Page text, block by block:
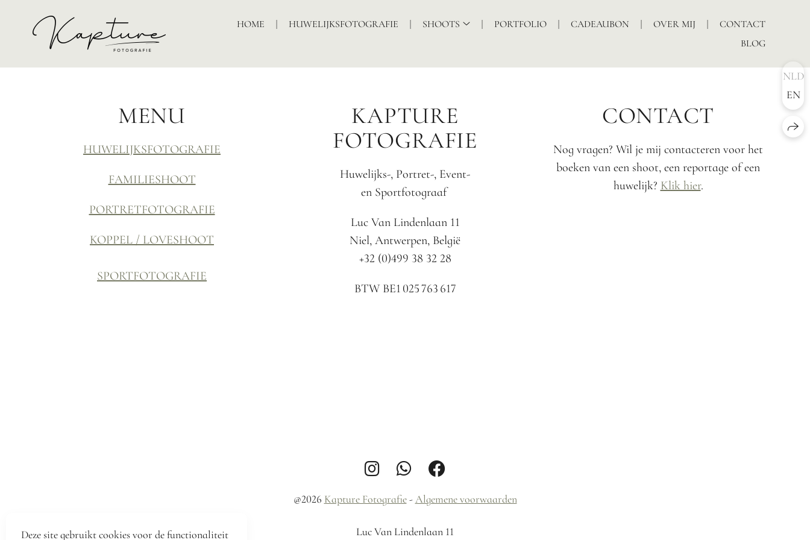
HOME HUWELIJKSFOTOGRAFIE SHOOTS PORTFOLIO CADEAUBON OVER MIJ
CONTACT
BLOG
MENU
HUWELIJKSFOTOGRAFIE
FAMILIESHOOT
PORTRETFOTOGRAFIE
KOPPEL / LOVESHOOT
SPORTFOTOGRAFIE
KAPTURE
FOTOGRAFIE
Huwelijks-, Portret-, Event-
en Sportfotograaf
Luc Van Lindenlaan 11
Niel, Antwerpen, België
+32 (0)499 38 32 28
BTW BE1 025 763 617
CONTACT
Nog vragen? Wil je mij contacteren voor het
boeken van een shoot, een reportage of een
huwelijk? Klik hier.
@2026 Kapture Fotografie-Algemene voorwaarden
Luc Van Lindenlaan 11
NLD
EN
Deze site gebruikt cookies voor de functionaliteit